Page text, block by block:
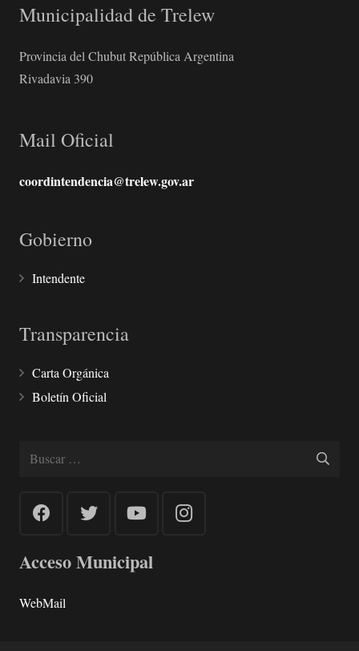
Municipalidad de Trelew
Provincia del Chubut República Argentina
Rivadavia 390
Mail Oficial
coordintendencia@trelew.gov.ar
Gobierno
Intendente
Transparencia
Carta Orgánica
Boletín Oficial
Buscar:
Acceso Municipal
WebMail